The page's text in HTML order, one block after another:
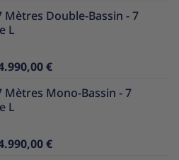
:
actuel
Mètres Double-Bassin - 7
L
:
€Le
actuel
Mètres Mono-Bassin - 7
L
€Le